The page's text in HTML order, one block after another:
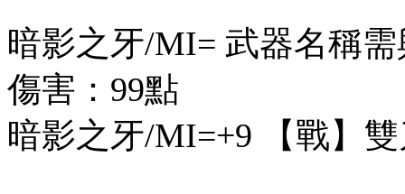
暗影之牙/MI= 武器名稱
傷害：99點
暗影之牙/MI=+9 【戰】